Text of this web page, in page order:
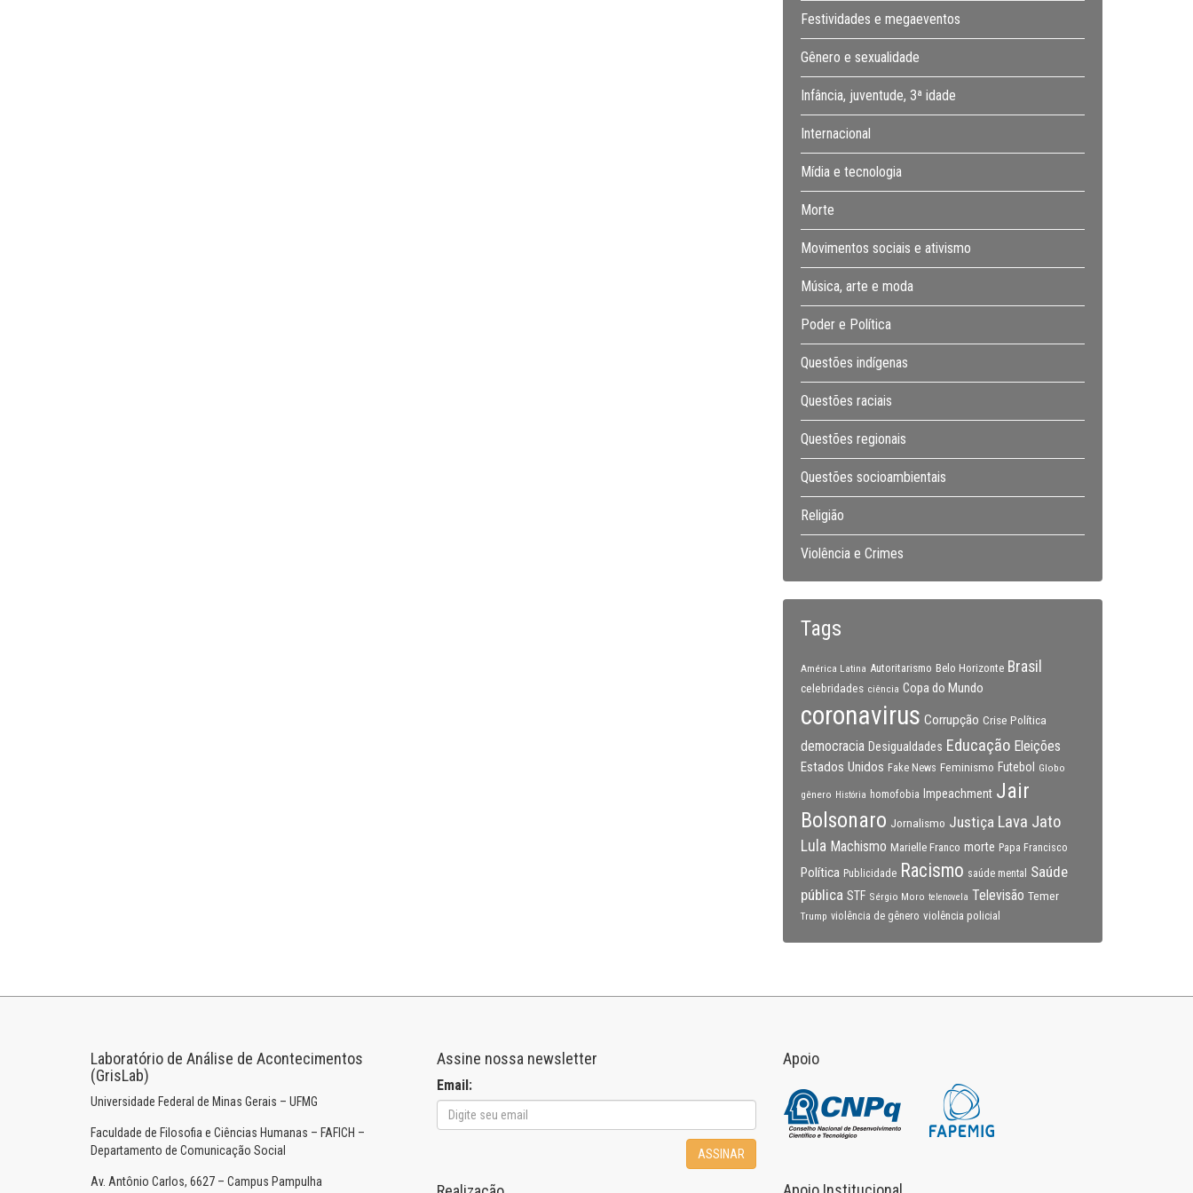
Festividades e megaeventos
Gênero e sexualidade
Infância, juventude, 3ª idade
Internacional
Mídia e tecnologia
Morte
Movimentos sociais e ativismo
Música, arte e moda
Poder e Política
Questões indígenas
Questões raciais
Questões regionais
Questões socioambientais
Religião
Violência e Crimes
Tags
América Latina Autoritarismo Belo Horizonte Brasil
celebridades ciência Copa do Mundo
coronavirus Corrupção Crise Política
democracia Desigualdades Educação Eleições
Estados Unidos Fake News Feminismo Futebol Globo
gênero História homofobia Impeachment Jair
Bolsonaro Jornalismo Justiça Lava Jato
Lula Machismo Marielle Franco morte Papa Francisco
Política Publicidade Racismo saúde mental
Saúde
pública STF Sérgio Moro telenovela Televisão Temer
Trump violência de gênero violência policial
Laboratório de Análise de Acontecimentos
(GrisLab)
Universidade Federal de Minas Gerais – UFMG
Faculdade de Filosofia e Ciências Humanas – FAFICH –
Departamento de Comunicação Social
Av. Antônio Carlos, 6627 – Campus Pampulha
Assine nossa newsletter
Email:
ASSINAR
Apoio